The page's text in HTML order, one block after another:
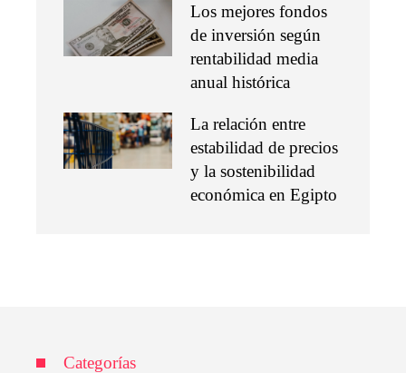
Los mejores fondos
de inversión según
rentabilidad media
anual histórica
La relación entre
estabilidad de precios
y la sostenibilidad
económica en Egipto
Categorías